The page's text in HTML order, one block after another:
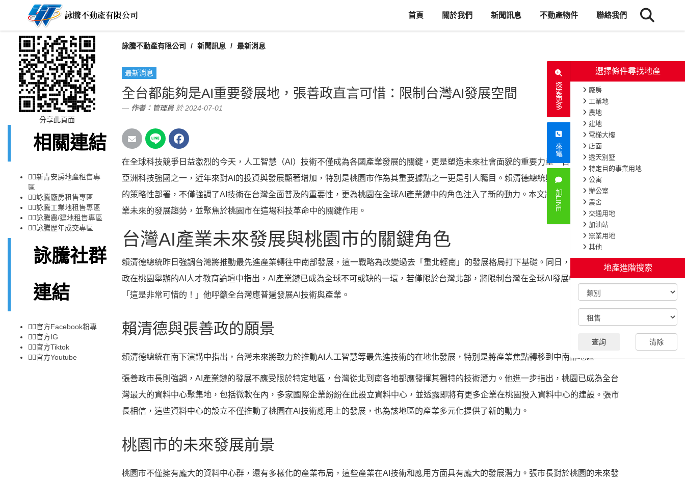
首頁 關於我們 新聞訊息 不動產物件 聯絡我們
詠騰不動產有限公司 新聞訊息 最新消息
最新消息
全台都能夠是AI重要發展地，張善政直言可惜：限制台灣AI發展空間
作者： 管理員 於 2024-07-01
1084
次閱讀
在全球科技競爭日益激烈的今天，人工智慧（AI）技術不僅成為各國產業發展的關鍵，更是塑造未來社會面貌的重要力量。台灣作為
亞洲科技強國之一，近年來對AI的投資與發展顯著增加，特別是桃園市作為其重要據點之一更是引人矚目。賴清德總統與張善政市長
的策略性部署，不僅強調了AI技術在台灣全面普及的重要性，更為桃園在全球AI產業鏈中的角色注入了新的動力。本文將深入探討台灣AI產
業未來的發展趨勢，並聚焦於桃園市在這場科技革命中的關鍵作用。
台灣AI產業未來發展與桃園市的關鍵角色
賴清德總統昨日強調台灣將推動最先進產業轉往中南部發展，這一戰略為改變過去「重北輕南」的發展格局打下基礎。同日，桃園市長張善
政在桃園舉辦的AI人才教育論壇中指出，AI產業鏈已成為全球不可或缺的一環，若僅限於台灣北部，將限制台灣在全球AI發展中的競爭力，
「這是非常可惜的！」他呼籲全台灣應普遍發展AI技術與產業。
賴清德與張善政的願景
賴清德總統在南下演講中指出，台灣未來將致力於推動AI人工智慧等最先進技術的在地化發展，特別是將產業焦點轉移到中南部地區。
張善政市長則強調，AI產業鏈的發展不應受限於特定地區，台灣從北到南各地都應發揮其獨特的技術潛力。他進一步指出，桃園已成為全台
灣最大的資料中心聚集地，包括微軟在內，多家國際企業紛紛在此設立資料中心，並透露即將有更多企業在桃園投入資料中心的建設。張市
長相信，這些資料中心的設立不僅推動了桃園在AI技術應用上的發展，也為該地區的產業多元化提供了新的動力。
桃園市的未來發展前景
桃園市不僅擁有龐大的資料中心群，還有多樣化的產業布局，這些產業在AI技術和應用方面具有龐大的發展潛力。張市長對於桃園的未來發
分享此頁面
相關連結
👉🏻新青安房地產租售專
區
👉🏻詠騰廠房租售專區
👉🏻詠騰工業地租售專區
👉🏻詠騰農/建地租售專區
👉🏻詠騰歷年成交專區
詠騰社群
連結
👉🏻官方Facebook粉專
👉🏻官方IG
👉🏻官方Tiktok
👉🏻官方Youtube